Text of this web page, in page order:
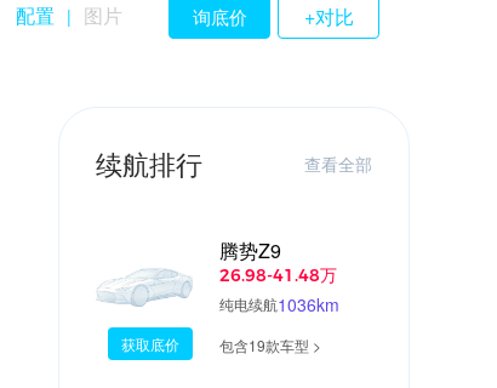
配置 | 图片 询底价 +对比
续航排行 查看全部
获取底价
腾势Z9
26.98-41.48万
纯电续航1036km
包含19款车型 >